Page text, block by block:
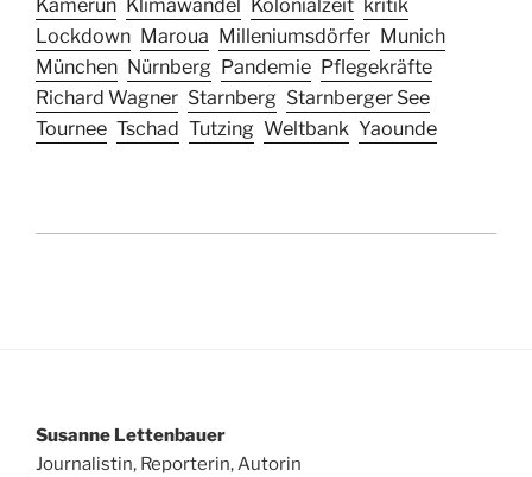
Lockdown Maroua Milleniumsdörfer Munich
München Nürnberg Pandemie Pflegekräfte
Richard Wagner Starnberg Starnberger See
Tournee Tschad Tutzing Weltbank Yaounde
Susanne Lettenbauer
Journalistin, Reporterin, Autorin